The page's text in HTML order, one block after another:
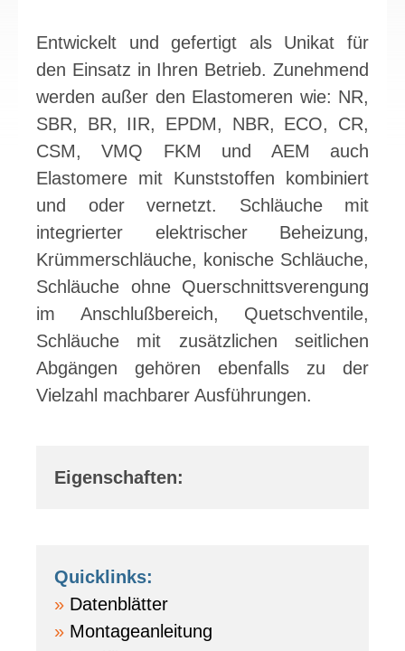
Entwickelt und gefertigt als Unikat für
den Einsatz in Ihren Betrieb. Zunehmend
werden außer den Elastomeren wie: NR,
SBR, BR, IIR, EPDM, NBR, ECO, CR,
CSM, VMQ FKM und AEM auch
Elastomere mit Kunststoffen kombiniert
und oder vernetzt. Schläuche mit
integrierter elektrischer Beheizung,
Krümmerschläuche, konische Schläuche,
Schläuche ohne Querschnittsverengung
im Anschlußbereich, Quetschventile,
Schläuche mit zusätzlichen seitlichen
Abgängen gehören ebenfalls zu der
Vielzahl machbarer Ausführungen.
Eigenschaften:
Quicklinks:
Datenblätter
Montageanleitung